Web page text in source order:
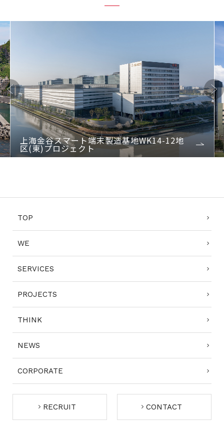
Previo
us
上海金谷スマート端末製造基地WK14-12地
区(東)プロジェクト
Next
TOP
WE
SERVICES
PROJECTS
THINK
NEWS
CORPORATE
RECRUIT CONTACT